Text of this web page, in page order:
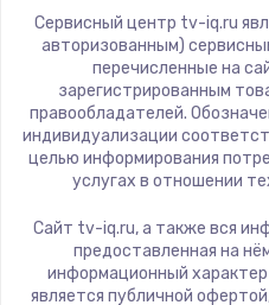
Замена
Сервисный центр tv-iq.ru
авторизованным)
перечисленные на
зарегистрированным
правообладателей.
индивидуализации
целью информирования
услугах в отношении
Сайт tv-iq.ru, а также вся
предоставленная на
информационный характер
является публичной